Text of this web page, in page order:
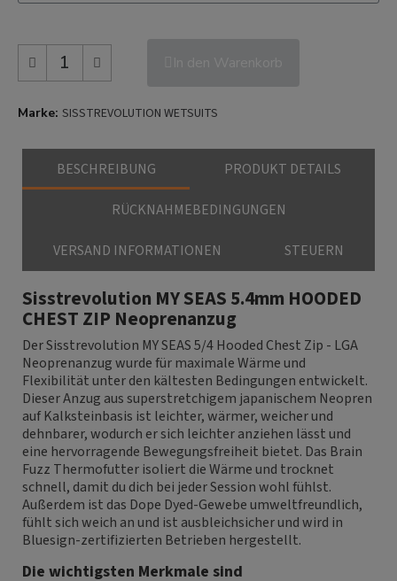
Marke SISSTREVOLUTION WETSUITS
BESCHREIBUNG PRODUKT DETAILS
RÜCKNAHMEBEDINGUNGEN
VERSAND INFORMATIONEN STEUERN
Sisstrevolution MY SEAS 5.4mm HOODED
CHEST ZIP Neoprenanzug
Der Sisstrevolution MY SEAS 5/4 Hooded Chest Zip - LGA
Neoprenanzug wurde für maximale Wärme und
Flexibilität unter den kältesten Bedingungen entwickelt.
Dieser Anzug aus superstretchigem japanischem Neopren
auf Kalksteinbasis ist leichter, wärmer, weicher und
dehnbarer, wodurch er sich leichter anziehen lässt und
eine hervorragende Bewegungsfreiheit bietet. Das Brain
Fuzz Thermofutter isoliert die Wärme und trocknet
schnell, damit du dich bei jeder Session wohl fühlst.
Außerdem ist das Dope Dyed-Gewebe umweltfreundlich,
fühlt sich weich an und ist ausbleichsicher und wird in
Bluesign-zertifizierten Betrieben hergestellt.
Die wichtigsten Merkmale sind